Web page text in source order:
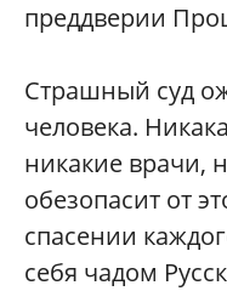
преддверии
Страшный суд
человека.
никакие врачи,
обезопасит от
спасении
себя чадом